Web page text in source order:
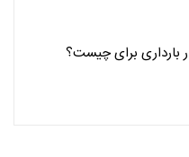
بارداری برای چیست؟